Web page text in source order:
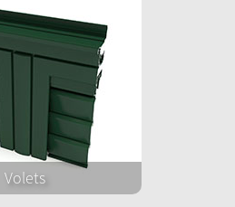
Volets